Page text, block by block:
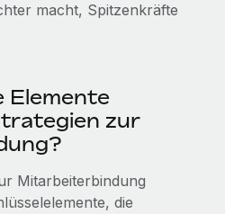
macht, Spitzenkräfte
Elemente
zur
Mitarbeiterbindung
die